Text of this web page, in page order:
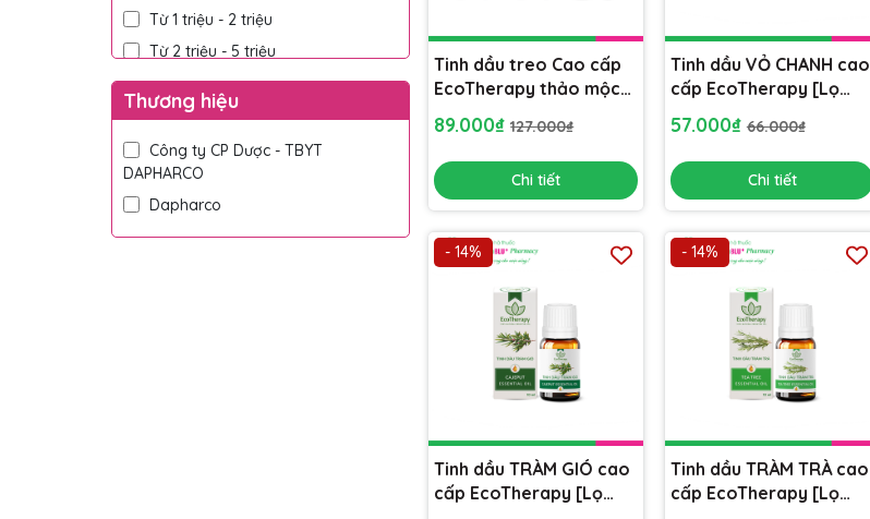
Từ 1 triệu - 2 triệu
Từ 2 triệu - 5 triệu
Trên 5 triệu
Thương hiệu
Công ty CP Dược - TBYT
DAPHARCO
Dapharco
Tinh dầu treo Cao cấp
EcoTherapy thảo mộc
khử mùi, kháng khuẩn,
chống say xe
89.000₫127.000₫
Chi tiết
Tinh dầu VỎ CHANH cao
cấp EcoTherapy [Lọ
mùi, lọc không khí
57.000₫66.000₫
Chi tiết
- 14%
Tinh dầu TRÀM GIÓ cao
cấp EcoTherapy [Lọ
- 14%
Tinh dầu TRÀM TRÀ cao
cấp EcoTherapy [Lọ